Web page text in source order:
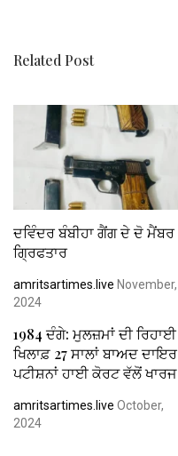
Related Post
ਦਵਿੰਦਰ ਬੰਬੀਹਾ ਗੈਂਗ ਦੇ ਦੋ ਮੈਂਬਰ
ਗ੍ਰਿਫਤਾਰ
amritsartimes.live November,
2024
1984 ਦੰਗੇ: ਮੁਲਜ਼ਮਾਂ ਦੀ ਰਿਹਾਈ
ਖਿਲਾਫ਼ 27 ਸਾਲਾਂ ਬਾਅਦ ਦਾਇਰ
ਪਟੀਸ਼ਨਾਂ ਹਾਈ ਕੋਰਟ ਵੱਲੋਂ ਖਾਰਜ
amritsartimes.live October,
2024